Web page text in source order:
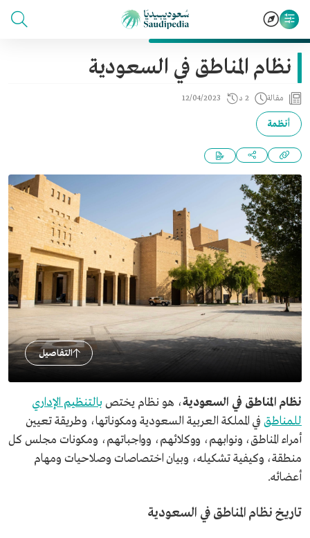
نظام المناطق في السعودية
مقالة 2 د 12/04/2023
أنظمة
التفاصيل
نظام المناطق في السعودية، هو نظام يختص بالتنظيم الإداري
للمناطق في المملكة العربية السعودية ومكوناتها، وطريقة تعيين
أمراء المناطق، ونوابهم، ووكلائهم، وواجباتهم، ومكونات مجلس كل
منطقة، وكيفية تشكيله، وبيان اختصاصات وصلاحيات ومهام
أعضائه.
تاريخ نظام المناطق في السعودية